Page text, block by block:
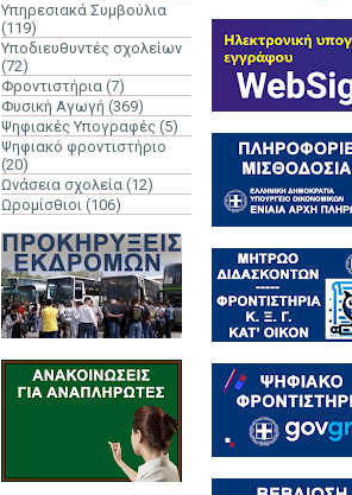
Υπηρεσιακά Συμβούλια
(119)
Υποδιευθυντές σχολείων
(72)
Φροντιστήρια (7)
Φυσική Αγωγή (369)
Ψηφιακές Υπογραφές (5)
Ψηφιακό φροντιστήριο
(20)
Ωνάσεια σχολεία (12)
Ωρομίσθιοι (106)